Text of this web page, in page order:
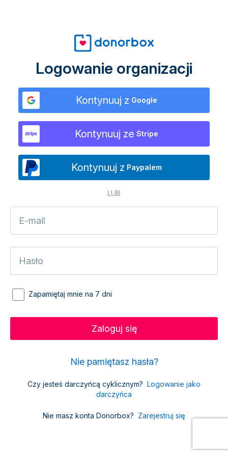
Logowanie organizacji
Kontynuuj z Google
Kontynuuj ze Stripe
Kontynuuj z Paypalem
LUB
Zapamiętaj mnie na 7 dni
Nie pamiętasz hasła?
Czy jesteś darczyńcą cyklicznym? Logowanie jako
darczyńca
Nie masz konta Donorbox? Zarejestruj się